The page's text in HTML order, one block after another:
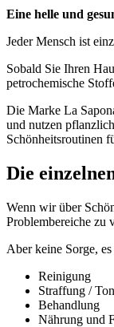
Eine helle und
Jeder Mensch ist
Sobald Sie Ihren
petrochemische
Die Marke La
und nutzen
Schönheitsroutinen
Die
Wenn wir über
Problembereiche zu
Aber keine Sorge,
Reinigung
Straffung /
Behandlung
Nährung und